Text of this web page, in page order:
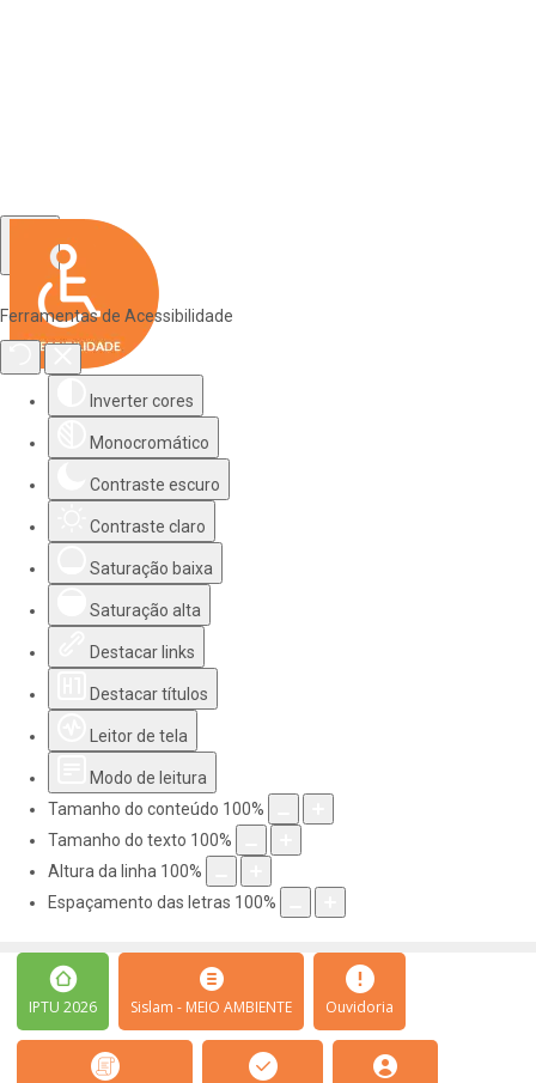
Ferramentas de Acessibilidade
Inverter cores
Monocromático
Contraste escuro
Contraste claro
Saturação baixa
Saturação alta
Destacar links
Destacar títulos
Leitor de tela
Modo de leitura
Tamanho do conteúdo 100%
Tamanho do texto 100%
Altura da linha 100%
Espaçamento das letras 100%
IPTU 2026 Sislam - MEIO AMBIENTE Ouvidoria